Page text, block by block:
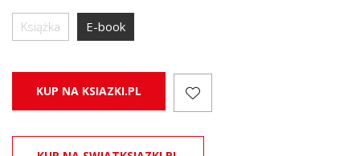
Książka E-book
KUP NA KSIAZKI.PL